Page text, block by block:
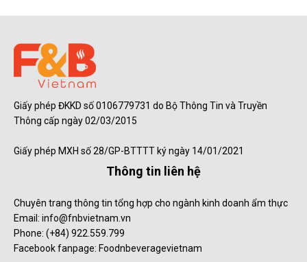
Giấy phép ĐKKD số 0106779731 do Bộ Thông Tin và Truyền
Thông cấp ngày 02/03/2015
Giấy phép MXH số 28/GP-BTTTT ký ngày 14/01/2021
Thông tin liên hệ
Chuyên trang thông tin tổng hợp cho ngành kinh doanh ẩm thực
Email: info@fnbvietnam.vn
Phone: (+84) 922.559.799
Facebook fanpage: Foodnbeveragevietnam